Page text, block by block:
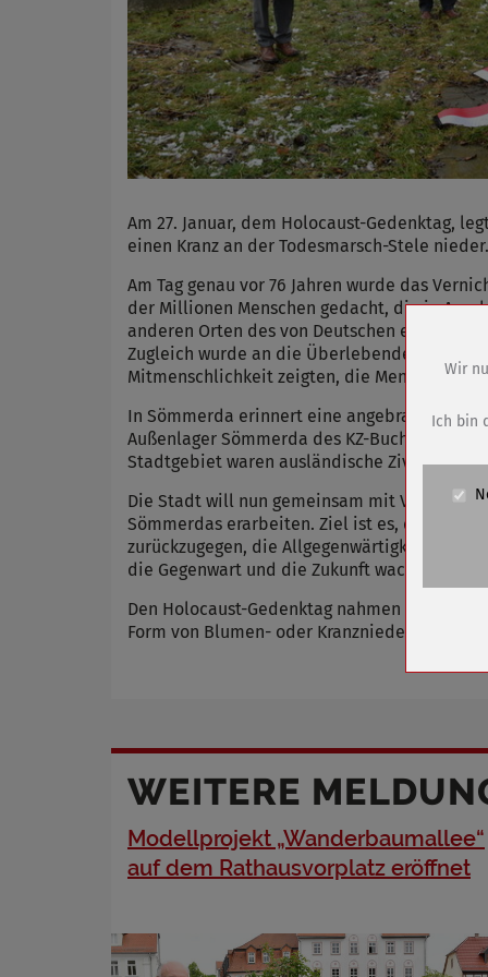
Am 27. Januar, dem Holocaust-Gedenktag,
einen Kranz an der Todesmarsch-Stele nieder.
Am Tag genau vor 76 Jahren wurde das
der Millionen Menschen gedacht, die in
anderen Orten des von Deutschen
Zugleich wurde an die Überlebenden
Mitmenschlichkeit zeigten, die
In Sömmerda erinnert eine angebrachte
Außenlager Sömmerda des KZ-Buchenwald
Stadtgebiet waren ausländische
Die Stadt will nun gemeinsam mit
Sömmerdas erarbeiten. Ziel ist es, den
zurückzugegen, die Allgegenwärtigkeit des
die Gegenwart und die Zukunft wach zu halten.
Den Holocaust-Gedenktag nahmen auch
Form von Blumen- oder Kranzniederlegungen
WEITERE
Modellprojekt „Wanderbaumallee“
auf dem Rathausvorplatz eröffnet
Anbieter
Cookie
Cookie
Anbieter
Cookie
Cookie
Wir
Ich bin